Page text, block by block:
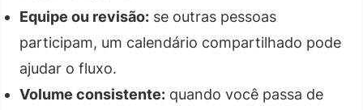
Equipe ou revisão: se outras pessoas
participam, um calendário compartilhado pode
ajudar o fluxo.
Volume consistente: quando você passa de